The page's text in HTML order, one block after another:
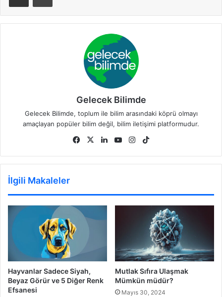
Gelecek Bilimde
Gelecek Bilimde, toplum ile bilim arasındaki köprü olmayı
amaçlayan popüler bilim değil, bilim iletişimi platformudur.
Facebook
X LinkedInYouTubeInstagram
İlgili Makaleler
Hayvanlar Sadece Siyah,
Beyaz Görür ve 5 Diğer Renk
Efsanesi
Mutlak Sıfıra Ulaşmak
Mümkün müdür?
Mayıs 30, 2024